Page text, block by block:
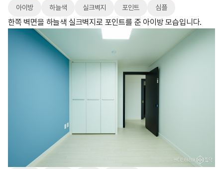
아이방 하늘색 실크벽지 포인트 심플
한쪽 벽면을 하늘색 실크벽지로 포인트를 준 아이방 모습입니다.